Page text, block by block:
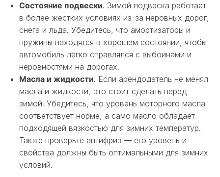
Состояние подвески. Зимой подвеска работает
в более жестких условиях из-за неровных дорог,
снега и льда. Убедитесь, что амортизаторы и
пружины находятся в хорошем состоянии, чтобы
автомобиль легко справлялся с выбоинами и
неровностями на дорогах.
Масла и жидкости. Если арендодатель не менял
масла и жидкости, это стоит сделать перед
зимой. Убедитесь, что уровень моторного масла
соответствует норме, а само масло обладает
подходящей вязкостью для зимних температур.
Также проверьте антифриз — его уровень и
свойства должны быть оптимальными для зимних
условий.